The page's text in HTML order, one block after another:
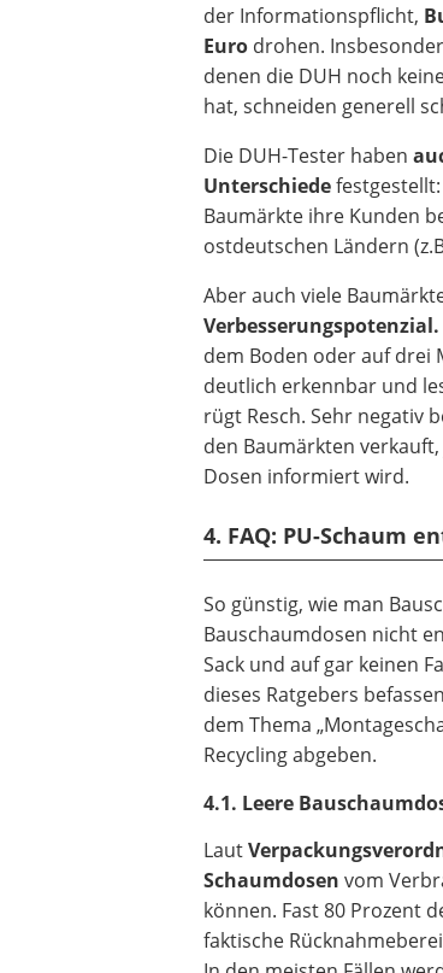
der Informationspflicht,
Euro drohen.
denen die DUH noch
hat, schneiden generell
Die DUH-Tester haben
Unterschiede
Baumärkte ihre Kunden
ostdeutschen Ländern
Aber auch viele
Verbesserungspotenzial.
dem Boden oder auf drei
deutlich erkennbar und
rügt Resch. Sehr negativ
den Baumärkten
Dosen informiert wird.
4. FAQ: PU-Schaum
So günstig, wie man
Bauschaumdosen nicht
Sack und auf gar keinen
dieses Ratgebers
dem Thema
Recycling abgeben.
4.1. Leere
Laut
Schaumdosen vom
können. Fast 80 Prozent
faktische